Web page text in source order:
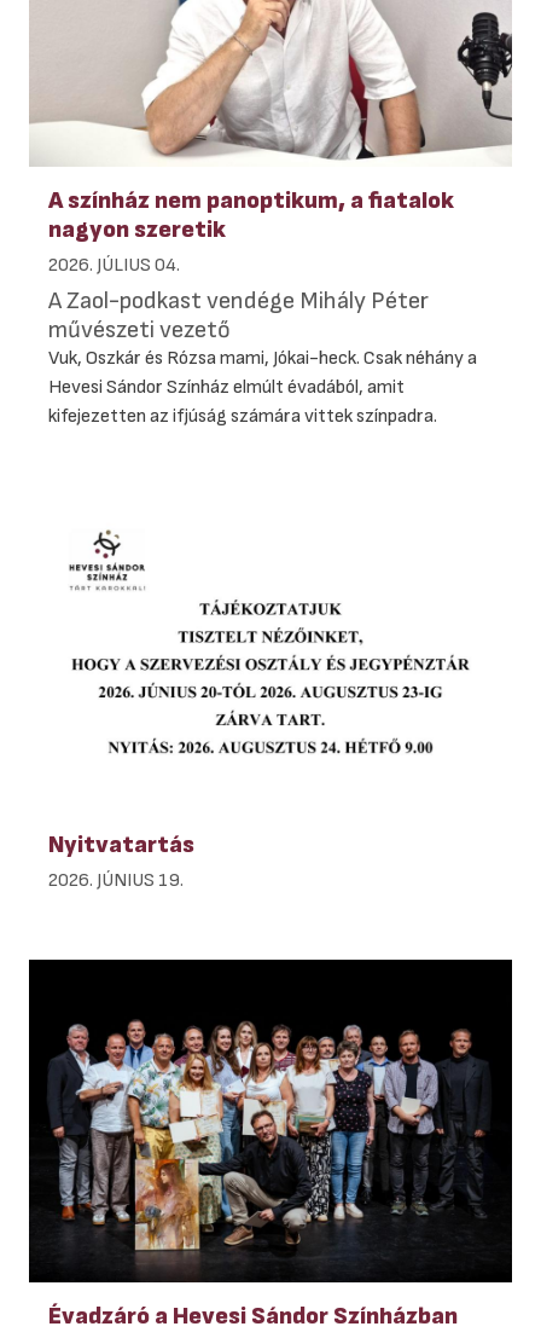
A színház nem panoptikum, a fiatalok
nagyon szeretik
2026. JÚLIUS 04.
A Zaol-podkast vendége Mihály Péter
művészeti vezető
Vuk, Oszkár és Rózsa mami, Jókai-heck. Csak néhány a
Hevesi Sándor Színház elmúlt évadából, amit
kifejezetten az ifjúság számára vittek színpadra.
Nyitvatartás
2026. JÚNIUS 19.
Évadzáró a Hevesi Sándor Színházban